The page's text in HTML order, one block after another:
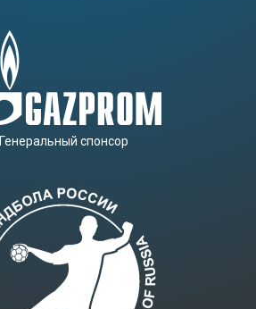
Генеральный спонсор